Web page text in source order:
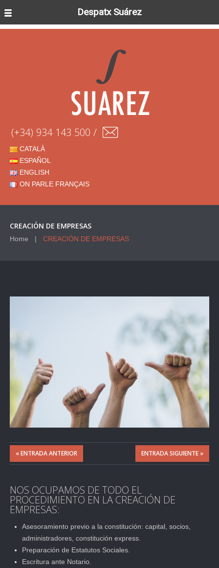
(+34) 934 143 500 /
CATALÀ
ESPAÑOL
ENGLISH
ON PARLE FRANÇAIS
CREACIÓN DE EMPRESAS
Home CREACIÓN DE EMPRESAS
« ENTRADA ANTERIOR ENTRADA SIGUIENTE »
NOS OCUPAMOS DE TODO EL
PROCEDIMIENTO EN LA CREACIÓN DE
EMPRESAS:
Asesoramiento previo a la constitución: capital, socios,
administradores, constitución express.
Preparación de Estatutos Sociales.
Escritura ante Notario.
Despatx Suárez